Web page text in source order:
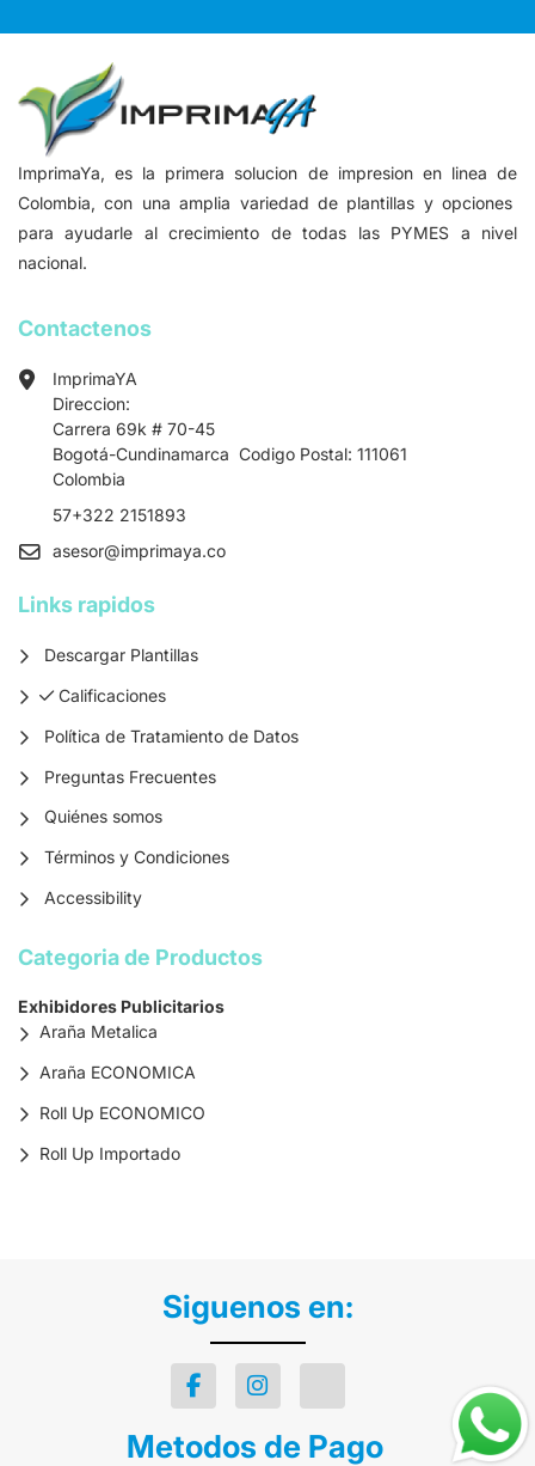
ImprimaYa, es la primera solucion de impresion en linea de
Colombia, con una amplia variedad de plantillas y opciones
para ayudarle al crecimiento de todas las PYMES a nivel
nacional.
Contactenos
ImprimaYA
Direccion:
Carrera 69k # 70-45
Bogotá-Cundinamarca Codigo Postal: 111061
Colombia
57+322 2151893
asesor@imprimaya.co
Links rapidos
Descargar Plantillas
Calificaciones
Calificaciones
Política de Tratamiento de Datos
Preguntas Frecuentes
Quiénes somos
Términos y Condiciones
Accessibility
Categoria de Productos
Exhibidores Publicitarios
Araña Metalica
Araña ECONOMICA
Roll Up ECONOMICO
Roll Up Importado
Siguenos en:
Metodos de Pago